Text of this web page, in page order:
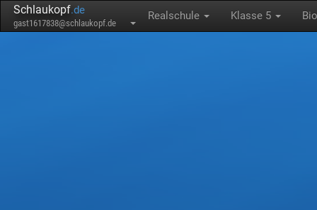
Schlaukopf.de
gast1617838@schlaukopf.de
Realschule Klasse 5